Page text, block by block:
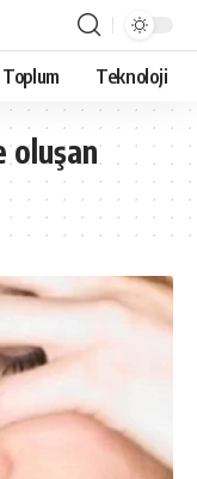
Toplum Teknoloji
oluşan